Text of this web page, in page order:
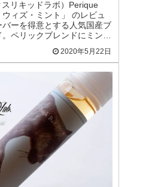
リキッドラボ）Perique
ィズ・ミント」 のレビュ
ーを得意とする人気国産ブ
ペリックブレンドにミント
2020年5月22日